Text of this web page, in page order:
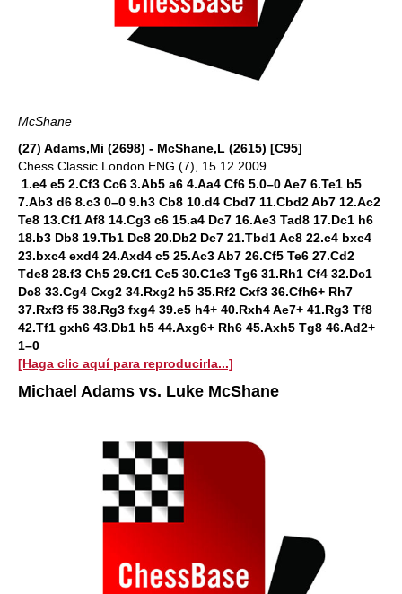
McShane
(27) Adams,Mi (2698) - McShane,L (2615) [C95]
Chess Classic London ENG (7), 15.12.2009
1.e4 e5 2.Cf3 Cc6 3.Ab5 a6 4.Aa4 Cf6 5.0–0 Ae7 6.Te1 b5
7.Ab3 d6 8.c3 0–0 9.h3 Cb8 10.d4 Cbd7 11.Cbd2 Ab7 12.Ac2
Te8 13.Cf1 Af8 14.Cg3 c6 15.a4 Dc7 16.Ae3 Tad8 17.Dc1 h6
18.b3 Db8 19.Tb1 Dc8 20.Db2 Dc7 21.Tbd1 Ac8 22.c4 bxc4
23.bxc4 exd4 24.Axd4 c5 25.Ac3 Ab7 26.Cf5 Te6 27.Cd2
Tde8 28.f3 Ch5 29.Cf1 Ce5 30.C1e3 Tg6 31.Rh1 Cf4 32.Dc1
Dc8 33.Cg4 Cxg2 34.Rxg2 h5 35.Rf2 Cxf3 36.Cfh6+ Rh7
37.Rxf3 f5 38.Rg3 fxg4 39.e5 h4+ 40.Rxh4 Ae7+ 41.Rg3 Tf8
42.Tf1 gxh6 43.Db1 h5 44.Axg6+ Rh6 45.Axh5 Tg8 46.Ad2+
1–0
[Haga clic aquí para reproducirla...]
Michael Adams vs. Luke McShane